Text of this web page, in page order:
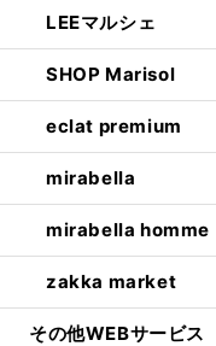
LEEマルシェ
SHOP Marisol
eclat premium
mirabella
mirabella homme
zakka market
その他WEBサービス